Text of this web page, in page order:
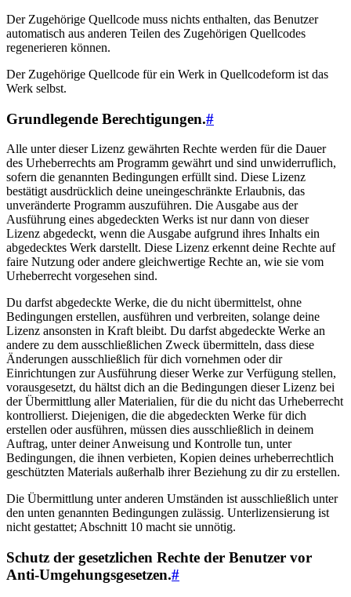
Der Zugehörige Quellcode muss nichts enthalten, das Benutzer
automatisch aus anderen Teilen des Zugehörigen Quellcodes
regenerieren können.
Der Zugehörige Quellcode für ein Werk in Quellcodeform ist das
Werk selbst.
Grundlegende Berechtigungen.#
Alle unter dieser Lizenz gewährten Rechte werden für die Dauer
des Urheberrechts am Programm gewährt und sind unwiderruflich,
sofern die genannten Bedingungen erfüllt sind. Diese Lizenz
bestätigt ausdrücklich deine uneingeschränkte Erlaubnis, das
unveränderte Programm auszuführen. Die Ausgabe aus der
Ausführung eines abgedeckten Werks ist nur dann von dieser
Lizenz abgedeckt, wenn die Ausgabe aufgrund ihres Inhalts ein
abgedecktes Werk darstellt. Diese Lizenz erkennt deine Rechte auf
faire Nutzung oder andere gleichwertige Rechte an, wie sie vom
Urheberrecht vorgesehen sind.
Du darfst abgedeckte Werke, die du nicht übermittelst, ohne
Bedingungen erstellen, ausführen und verbreiten, solange deine
Lizenz ansonsten in Kraft bleibt. Du darfst abgedeckte Werke an
andere zu dem ausschließlichen Zweck übermitteln, dass diese
Änderungen ausschließlich für dich vornehmen oder dir
Einrichtungen zur Ausführung dieser Werke zur Verfügung stellen,
vorausgesetzt, du hältst dich an die Bedingungen dieser Lizenz bei
der Übermittlung aller Materialien, für die du nicht das Urheberrecht
kontrollierst. Diejenigen, die die abgedeckten Werke für dich
erstellen oder ausführen, müssen dies ausschließlich in deinem
Auftrag, unter deiner Anweisung und Kontrolle tun, unter
Bedingungen, die ihnen verbieten, Kopien deines urheberrechtlich
geschützten Materials außerhalb ihrer Beziehung zu dir zu erstellen.
Die Übermittlung unter anderen Umständen ist ausschließlich unter
den unten genannten Bedingungen zulässig. Unterlizensierung ist
nicht gestattet; Abschnitt 10 macht sie unnötig.
Schutz der gesetzlichen Rechte der Benutzer vor
Anti-Umgehungsgesetzen.#